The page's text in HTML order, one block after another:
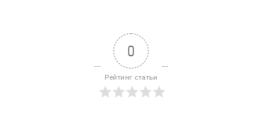
0
Рейтинг статьи